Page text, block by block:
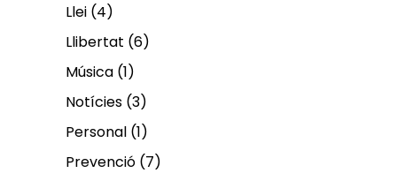
Llei (4)
Llibertat (6)
Música (1)
Notícies (3)
Personal (1)
Prevenció (7)